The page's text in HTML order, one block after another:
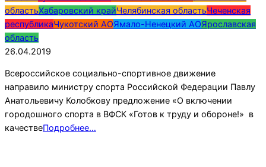
областьХабаровский крайЧелябинская областьЧеченская
республикаЧукотский АОЯмало-Ненецкий АОЯрославская
область
26.04.2019
Всероссийское социально-спортивное движение
направило министру спорта Российской Федерации Павлу
Анатольевичу Колобкову предложение «О включении
городошного спорта в ВФСК «Готов к труду и обороне!» в
качествеПодробнее…